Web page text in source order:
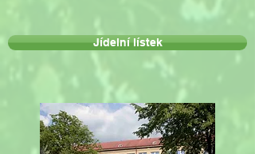
Jídelní lístek